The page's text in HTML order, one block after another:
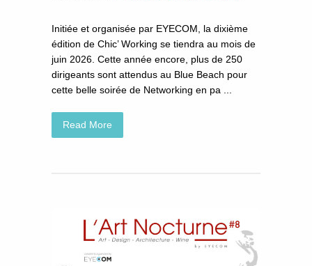
Initiée et organisée par EYECOM, la dixième
édition de Chic’ Working se tiendra au mois de
juin 2026. Cette année encore, plus de 250
dirigeants sont attendus au Blue Beach pour
cette belle soirée de Networking en pa ...
Read More